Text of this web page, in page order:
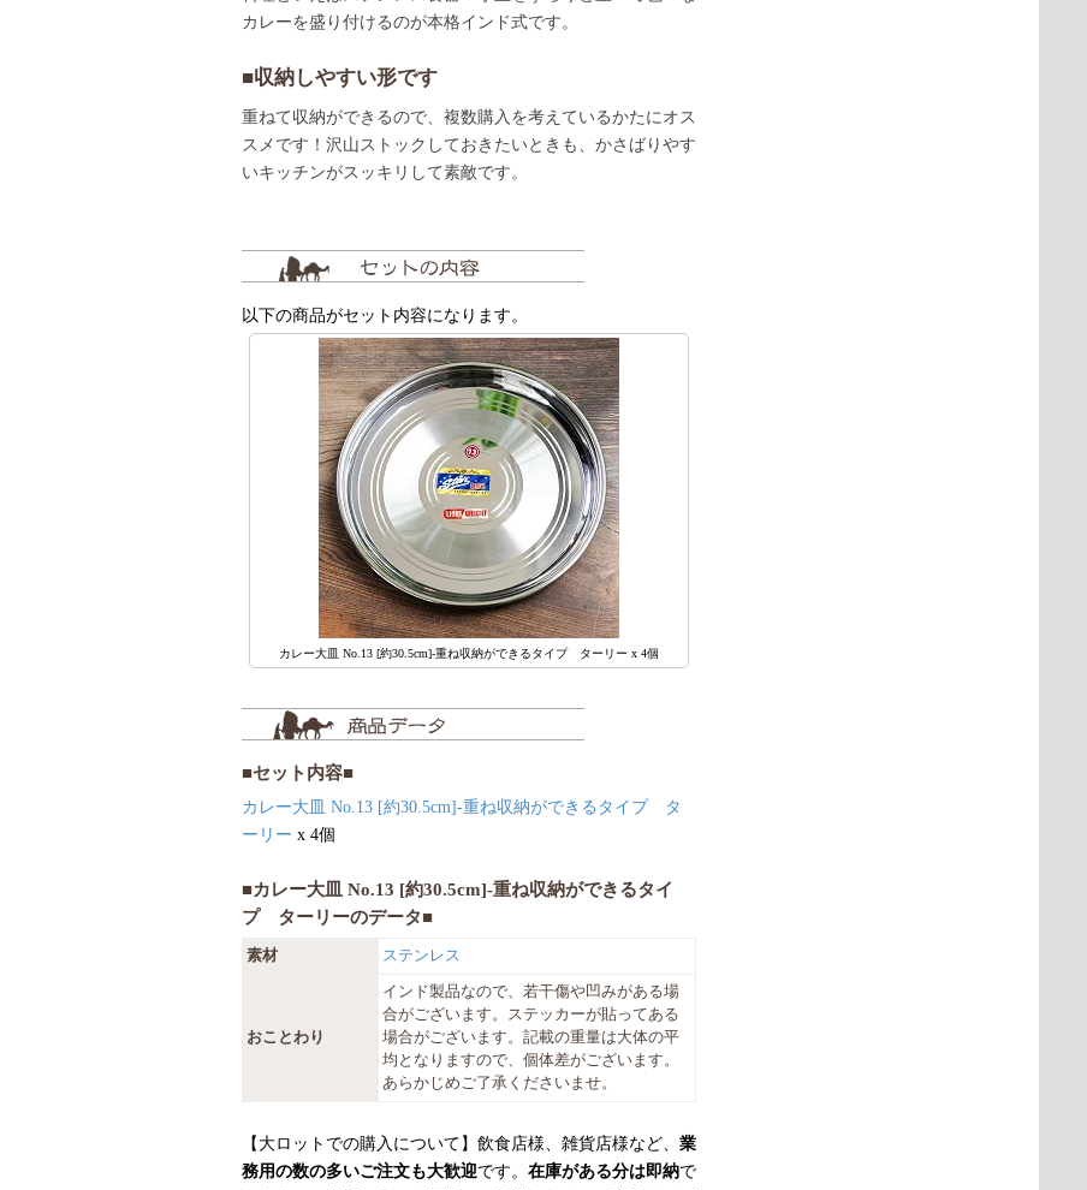
カレーを盛り付けるのが本格インド式です。
■収納しやすい形です
重ねて収納ができるので、複数購入を考えているかたにオス
スメです！沢山ストックしておきたいときも、かさばりやす
いキッチンがスッキリして素敵です。
以下の商品がセット内容になります。
カレー大皿 No.13 [約30.5cm]-重ね収納ができるタイプ ターリー x 4個
■セット内容■
カレー大皿 No.13 [約30.5cm]-重ね収納ができるタイプ タ
ーリー x 4個
■カレー大皿 No.13 [約30.5cm]-重ね収納ができるタイ
プ ターリーのデータ■
素材 ステンレス
おことわり
インド製品なので、若干傷や凹みがある場
合がございます。ステッカーが貼ってある
場合がございます。記載の重量は大体の平
均となりますので、個体差がございます。
あらかじめご了承くださいませ。
【大ロットでの購入について】飲食店様、雑貨店様など、業
務用の数の多いご注文も大歓迎です。在庫がある分は即納で